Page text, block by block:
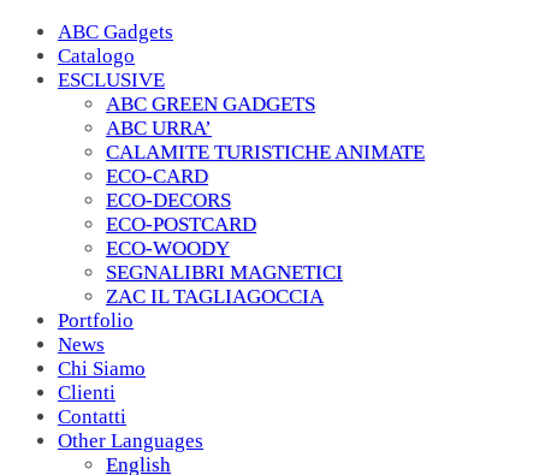
ABC Gadgets
Catalogo
ESCLUSIVE
ABC GREEN GADGETS
ABC URRA’
CALAMITE TURISTICHE ANIMATE
ECO-CARD
ECO-DECORS
ECO-POSTCARD
ECO-WOODY
SEGNALIBRI MAGNETICI
ZAC IL TAGLIAGOCCIA
Portfolio
News
Chi Siamo
Clienti
Contatti
Other Languages
English